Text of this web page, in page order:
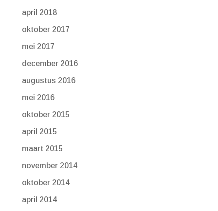
april 2018
oktober 2017
mei 2017
december 2016
augustus 2016
mei 2016
oktober 2015
april 2015
maart 2015
november 2014
oktober 2014
april 2014